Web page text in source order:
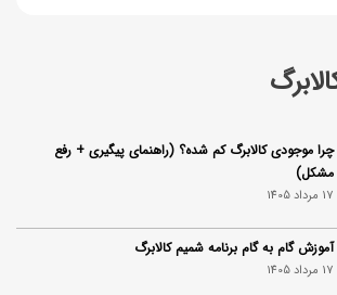
چرا موجودی کالابرگ کم شده؟ (راهنمای پیگیری + رفع
مشکل)
17 مرداد 1405
آموزش گام به گام برنامه شمیم کالابرگ
17 مرداد 1405